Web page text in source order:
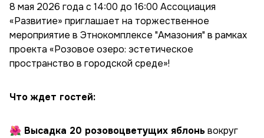
8 мая 2026 года с 14:00 до 16:00 Ассоциация
«Развитие» приглашает на торжественное
мероприятие в Этнокомплексе "Амазония" в рамках
проекта «Розовое озеро: эстетическое
пространство в городской среде»!
Что ждет гостей:
🌺 Высадка 20 розовоцветущих яблоньвокруг